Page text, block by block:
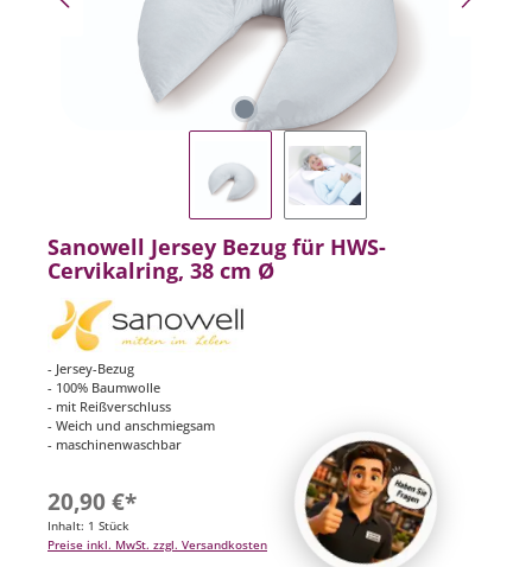
Sanowell Jersey Bezug für HWS-
Cervikalring, 38 cm Ø
- Jersey-Bezug
- 100% Baumwolle
- mit Reißverschluss
- Weich und anschmiegsam
- maschinenwaschbar
20,90 €*
Inhalt: 1 Stück
Preise inkl. MwSt. zzgl. Versandkosten